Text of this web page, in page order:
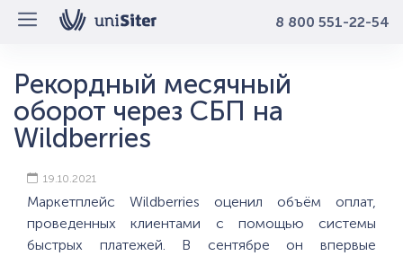
8 800 551-22-54
Рекордный месячный
оборот через СБП на
Wildberries
19.10.2021
Маркетплейс Wildberries оценил объём оплат,
проведенных клиентами с помощью системы
быстрых платежей. В сентябре он впервые